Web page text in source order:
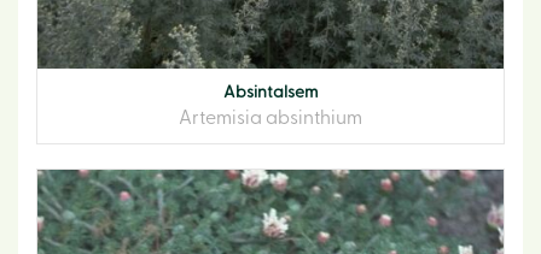
Absintalsem
Artemisia absinthium